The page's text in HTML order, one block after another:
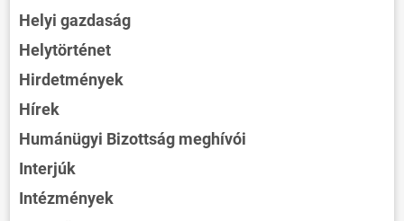
Helyi gazdaság
Helytörténet
Hirdetmények
Hírek
Humánügyi Bizottság meghívói
Interjúk
Intézmények